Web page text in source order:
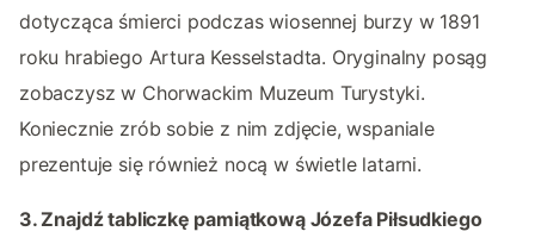
dotycząca śmierci podczas wiosennej burzy w 1891
roku hrabiego Artura Kesselstadta. Oryginalny posąg
zobaczysz w Chorwackim Muzeum Turystyki.
Koniecznie zrób sobie z nim zdjęcie, wspaniale
prezentuje się również nocą w świetle latarni.
3. Znajdź tabliczkę pamiątkową Józefa Piłsudkiego